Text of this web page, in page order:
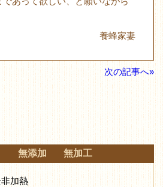
養蜂家妻
次の記事へ»
無添加 無加工
加熱